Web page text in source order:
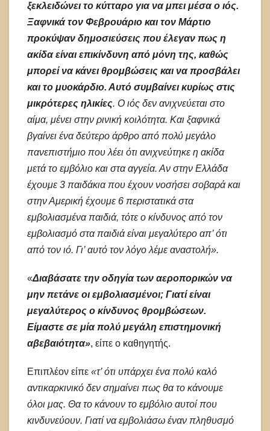
ξεκλειδώνει το κύτταρο για να μπει μέσα ο ιός.
Ξαφνικά τον Φεβρουάριο και τον Μάρτιο
προκύψαν δημοσιεύσεις που έλεγαν πως η
ακίδα είναι επικίνδυνη από μόνη της, καθώς
μπορεί να κάνει θρομβώσεις και να προσβάλει
και το μυοκάρδιο. Αυτό συμβαίνει κυρίως στις
μικρότερες ηλικίες. Ο ιός δεν ανιχνεύεται στο
αίμα, μένει στην ρινική κοιλότητα. Και ξαφνικά
βγαίνει ένα δεύτερο άρθρο από πολύ μεγάλο
πανεπιστήμιο που λέει ότι ανιχνεύτηκε η ακίδα
μετά το εμβόλιο και στα αγγεία. Αν στην Ελλάδα
έχουμε 3 παιδάκια που έχουν νοσήσει σοβαρά και
στην Αμερική έχουμε 6 περιστατικά στα
εμβολιασμένα παιδιά, τότε ο κίνδυνος από τον
εμβολιασμό στα παιδιά είναι μεγαλύτερο απ’ ότι
από τον ιό. Γι’ αυτό τον λόγο λέμε αναστολή».
«Διαβάσατε την οδηγία των αεροπορικών να
μην πετάνε οι εμβολιασμένοι; Γιατί είναι
μεγαλύτερος ο κίνδυνος θρομβώσεων.
Είμαστε σε μία πολύ μεγάλη επιστημονική
αβεβαιότητα», είπε ο καθηγητής.
Επιπλέον είπε «τ’ ότι υπάρχει ένα πολύ καλό
αντικαρκινικό δεν σημαίνει πως θα το κάνουμε
όλοι μας. Θα το κάνουν το εμβόλιο αυτοί που
κινδυνεύουν. Γιατί να εμβολιάσω έναν πληθυσμό